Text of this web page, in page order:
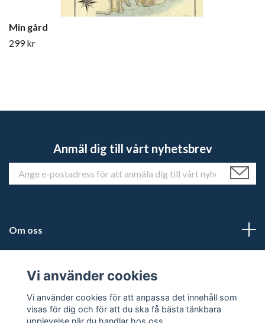
Min gård
299 kr
Anmäl dig till vårt nyhetsbrev
Om oss
Läs mer
Vi använder cookies
Vi använder cookies för att anpassa det innehåll som
visas för dig och för att du ska få bästa tänkbara
upplevelse när du handlar hos oss.